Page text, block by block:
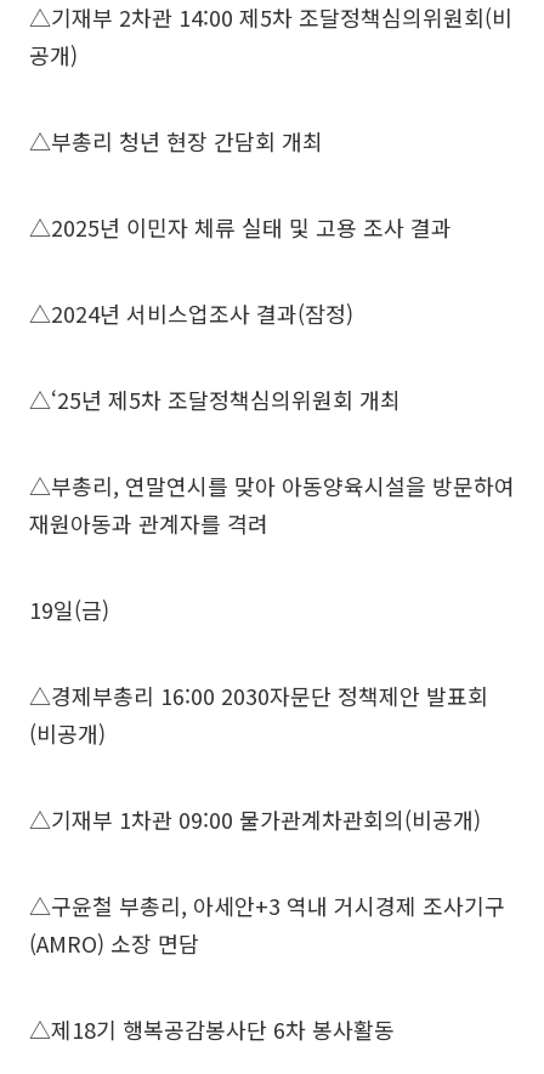
△기재부 2차관 14:00 제5차 조달정책심의위원회(비
공개)
△부총리 청년 현장 간담회 개최
△2025년 이민자 체류 실태 및 고용 조사 결과
△2024년 서비스업조사 결과(잠정)
△‘25년 제5차 조달정책심의위원회 개최
△부총리, 연말연시를 맞아 아동양육시설을 방문하여
재원아동과 관계자를 격려
19일(금)
△경제부총리 16:00 2030자문단 정책제안 발표회
(비공개)
△기재부 1차관 09:00 물가관계차관회의(비공개)
△구윤철 부총리, 아세안+3 역내 거시경제 조사기구
(AMRO) 소장 면담
△제18기 행복공감봉사단 6차 봉사활동